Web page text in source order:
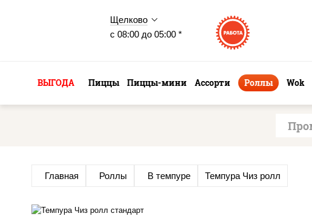
Щелково
с 08:00 до 05:00 *
ВЫГОДА Пиццы Пиццы-мини Ассорти Роллы Wok
Главная Роллы В темпуре Темпура Чиз ролл